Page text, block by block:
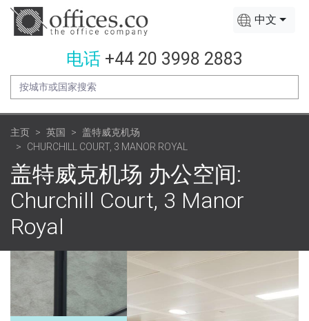
中文
电话 +44 20 3998 2883
主页 英国
盖特威克机场
CHURCHILL COURT, 3 MANOR ROYAL
盖特威克机场 办公空间:
Churchill Court, 3 Manor
Royal